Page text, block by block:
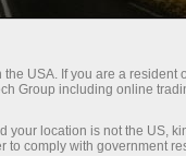
USA. If you are a resident
Group including online
your location is not the US,
to comply with government